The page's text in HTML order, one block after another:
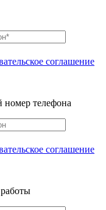
соглашение
номер телефона
соглашение